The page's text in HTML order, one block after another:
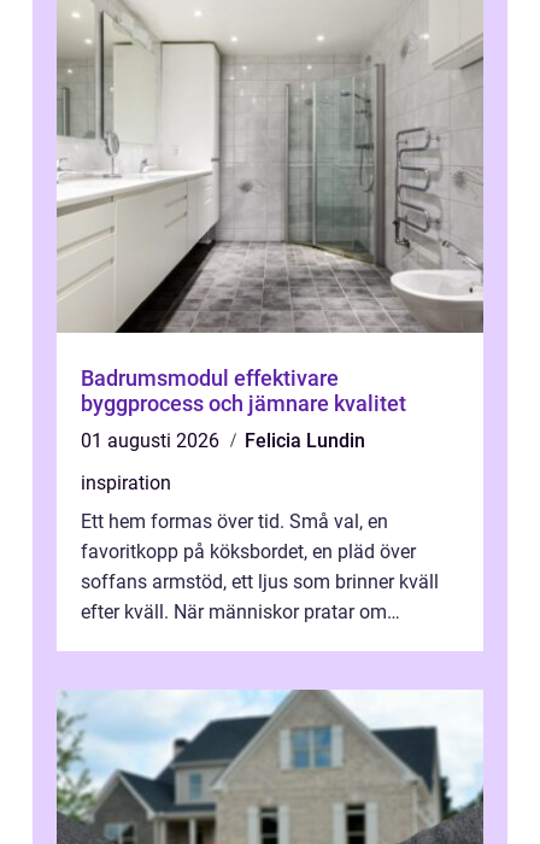
Badrumsmodul effektivare
byggprocess och jämnare kvalitet
01 augusti 2026
Felicia Lundin
inspiration
Ett hem formas över tid. Små val, en
favoritkopp på köksbordet, en pläd över
soffans armstöd, ett ljus som brinner kväll
efter kväll. När människor pratar om